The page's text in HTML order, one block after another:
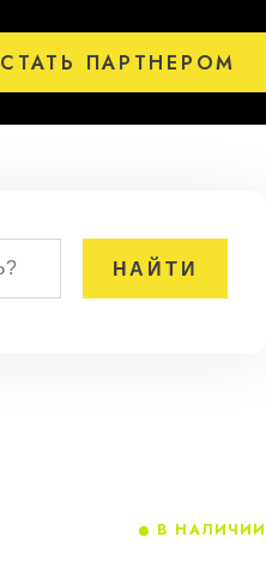
СТАТЬ ПАРТНЕРОМ
В НАЛИЧИИ